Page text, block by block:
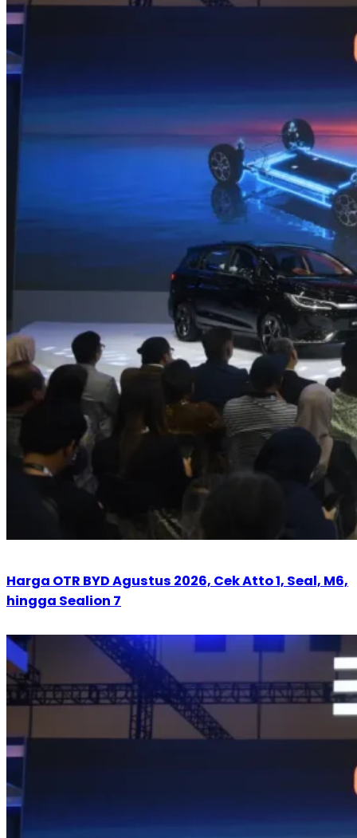
Harga OTR BYD Agustus 2026, Cek Atto 1, Seal, M6,
hingga Sealion 7